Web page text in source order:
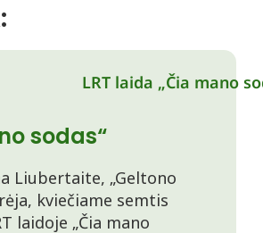
sodas“
Liubertaite, „Geltono
kviečiame semtis
laidoje „Čia mano